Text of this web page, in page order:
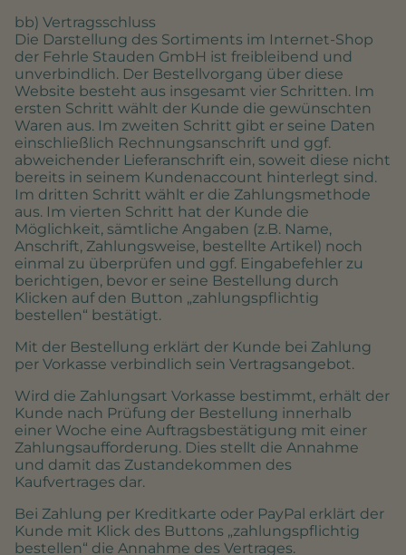
bb) Vertragsschluss
Die Darstellung des Sortiments im Internet-Shop
der Fehrle Stauden GmbH ist freibleibend und
unverbindlich. Der Bestellvorgang über diese
Website besteht aus insgesamt vier Schritten. Im
ersten Schritt wählt der Kunde die gewünschten
Waren aus. Im zweiten Schritt gibt er seine Daten
einschließlich Rechnungsanschrift und ggf.
abweichender Lieferanschrift ein, soweit diese nicht
bereits in seinem Kundenaccount hinterlegt sind.
Im dritten Schritt wählt er die Zahlungsmethode
aus. Im vierten Schritt hat der Kunde die
Möglichkeit, sämtliche Angaben (z.B. Name,
Anschrift, Zahlungsweise, bestellte Artikel) noch
einmal zu überprüfen und ggf. Eingabefehler zu
berichtigen, bevor er seine Bestellung durch
Klicken auf den Button „zahlungspflichtig
bestellen“ bestätigt.
Mit der Bestellung erklärt der Kunde bei Zahlung
per Vorkasse verbindlich sein Vertragsangebot.
Wird die Zahlungsart Vorkasse bestimmt, erhält der
Kunde nach Prüfung der Bestellung innerhalb
einer Woche eine Auftragsbestätigung mit einer
Zahlungsaufforderung. Dies stellt die Annahme
und damit das Zustandekommen des
Kaufvertrages dar.
Bei Zahlung per Kreditkarte oder PayPal erklärt der
Kunde mit Klick des Buttons „zahlungspflichtig
bestellen“ die Annahme des Vertrages.